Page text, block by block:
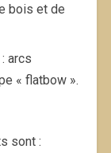
bois et de
arcs
« flatbow ».
sont :